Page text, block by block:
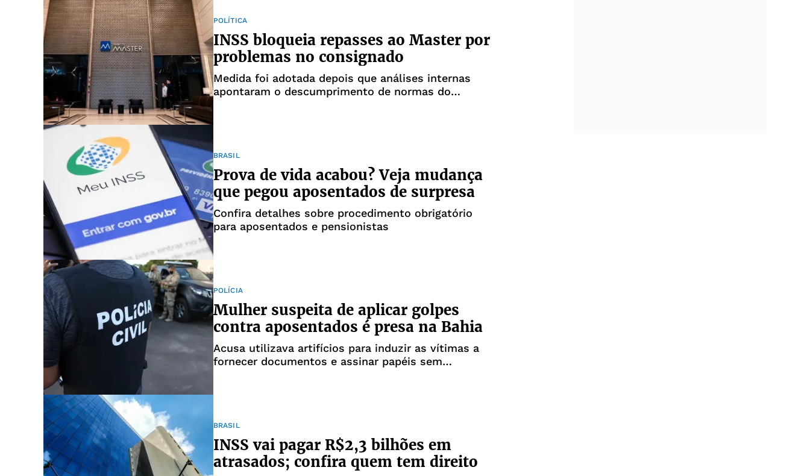
POLÍTICA
INSS bloqueia repasses ao Master por
problemas no consignado
Medida foi adotada depois que análises internas
apontaram o descumprimento de normas do
BRASIL
Prova de vida acabou? Veja mudança
que pegou aposentados de surpresa
Confira detalhes sobre procedimento obrigatório
para aposentados e pensionistas
POLÍCIA
Mulher suspeita de aplicar golpes
contra aposentados é presa na Bahia
Acusa utilizava artifícios para induzir as vítimas a
fornecer documentos e assinar papéis sem
BRASIL
INSS vai pagar R$2,3 bilhões em
atrasados; confira quem tem direito